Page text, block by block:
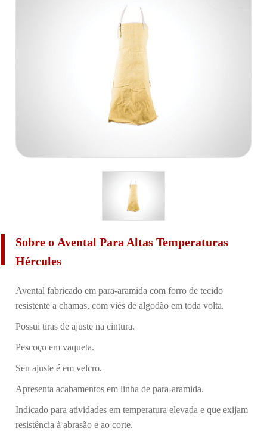
Sobre o Avental Para Altas Temperaturas
Hércules
Avental fabricado em para-aramida com forro de tecido
resistente a chamas, com viés de algodão em toda volta.
Possui tiras de ajuste na cintura.
Pescoço em vaqueta.
Seu ajuste é em velcro.
Apresenta acabamentos em linha de para-aramida.
Indicado para atividades em temperatura elevada e que exijam
resistência à abrasão e ao corte.